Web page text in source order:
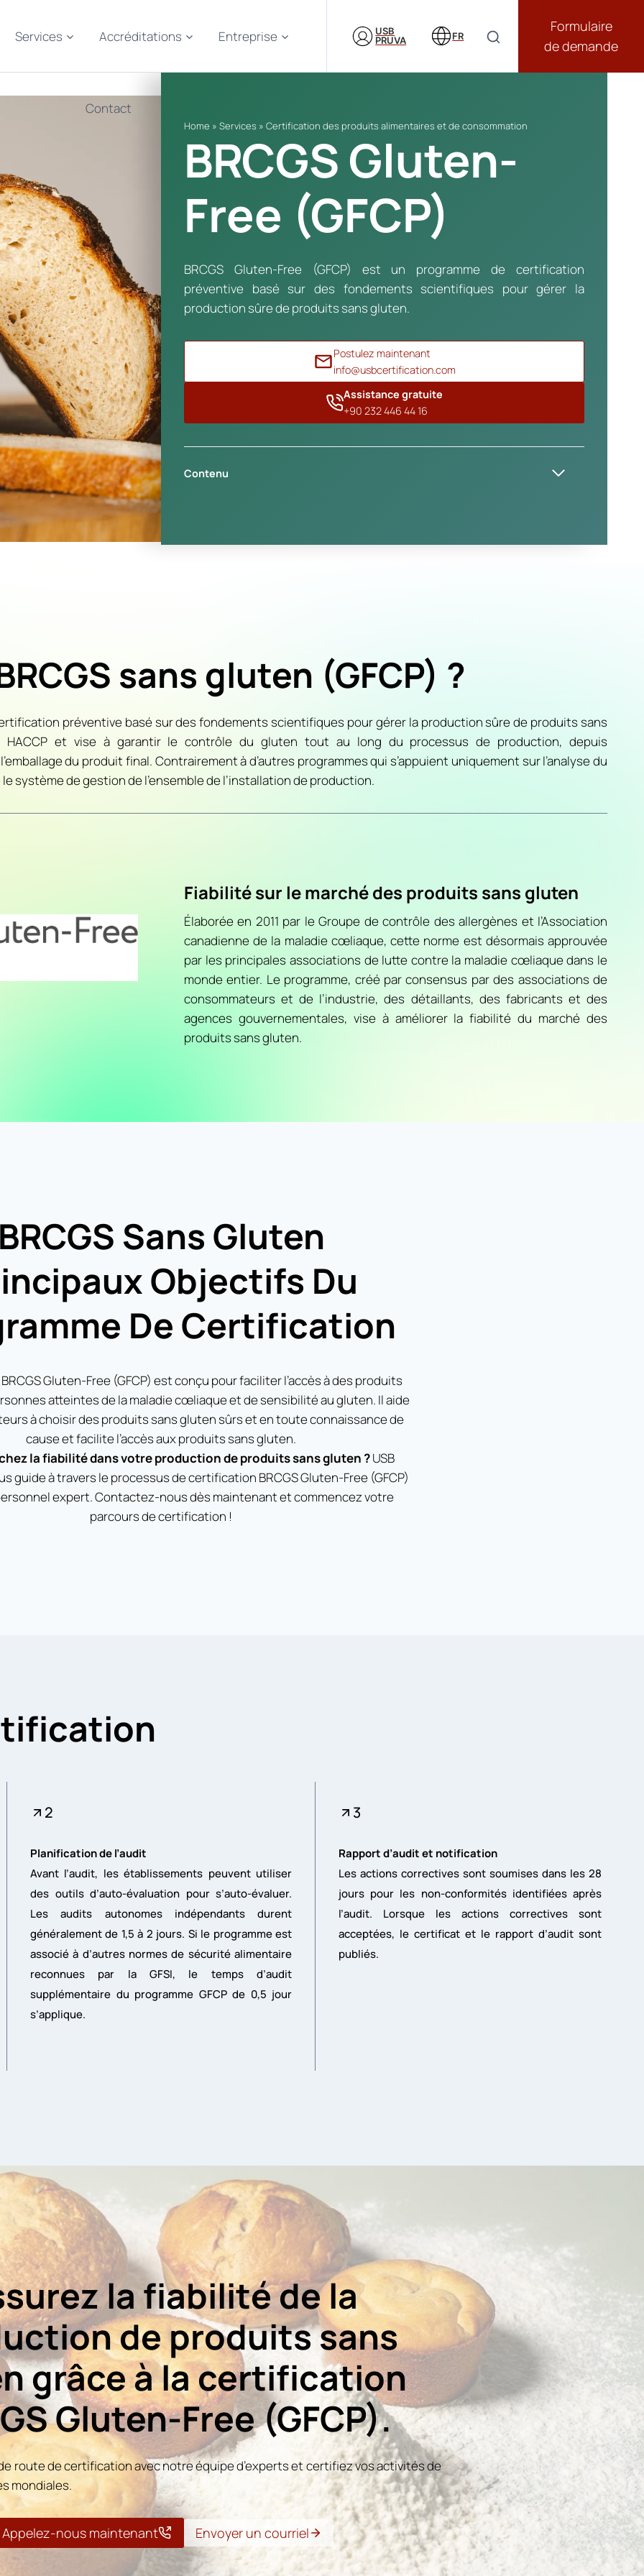
Services Accréditations Entreprise
Contact
USB
PRUVA
FR
Formulaire
de demande
Home » Services » Certification des produits alimentaires et de consommation
BRCGS Gluten-
Free (GFCP)
BRCGS Gluten-Free (GFCP) est un programme de certification
préventive basé sur des fondements scientifiques pour gérer la
production sûre de produits sans gluten.
Postulez maintenant
info@usbcertification.com
Assistance gratuite
+90 232 446 44 16
Contenu
sans gluten (GFCP) ?
préventive basé sur des fondements scientifiques pour gérer la production sûre de produits sans
HACCP et vise à garantir le contrôle du gluten tout au long du processus de production, depuis
du produit final. Contrairement à d’autres programmes qui s’appuient uniquement sur l’analyse du
système de gestion de l’ensemble de l’installation de production.
Fiabilité sur le marché des produits sans gluten
Élaborée en 2011 par le Groupe de contrôle des allergènes et l’Association
canadienne de la maladie cœliaque, cette norme est désormais approuvée
par les principales associations de lutte contre la maladie cœliaque dans le
monde entier. Le programme, créé par consensus par des associations de
consommateurs et de l’industrie, des détaillants, des fabricants et des
agences gouvernementales, vise à améliorer la fiabilité du marché des
produits sans gluten.
Sans Gluten
Objectifs Du
De Certification
Gluten-Free (GFCP) est conçu pour faciliter l’accès à des produits
atteintes de la maladie cœliaque et de sensibilité au gluten. Il aide
à choisir des produits sans gluten sûrs et en toute connaissance de
cause et facilite l’accès aux produits sans gluten.
la fiabilité dans votre production de produits sans gluten ?USB
guide à travers le processus de certification BRCGS Gluten-Free (GFCP)
expert. Contactez-nous dès maintenant et commencez votre
parcours de certification !
2
Planification de l’audit
Avant l’audit, les établissements peuvent utiliser
des outils d’auto-évaluation pour s’auto-évaluer.
Les audits autonomes indépendants durent
généralement de 1,5 à 2 jours. Si le programme est
associé à d’autres normes de sécurité alimentaire
reconnues par la GFSI, le temps d’audit
supplémentaire du programme GFCP de 0,5 jour
s’applique.
3
Rapport d’audit et notification
Les actions correctives sont soumises dans les 28
jours pour les non-conformités identifiées après
l’audit. Lorsque les actions correctives sont
acceptées, le certificat et le rapport d’audit sont
publiés.
la fiabilité de la
de produits sans
grâce à la certification
Gluten-Free (GFCP).
route de certification avec notre équipe d’experts et certifiez vos activités de
mondiales.
Appelez-nous maintenant Envoyer un courriel